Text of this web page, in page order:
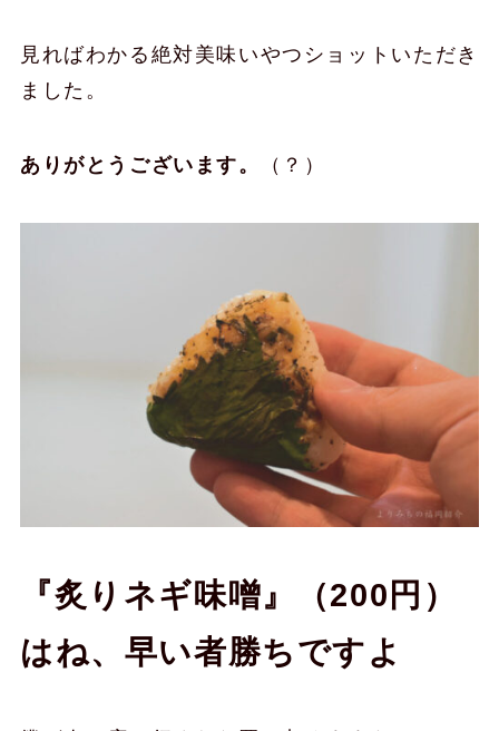
見ればわかる絶対美味いやつショットいただき
ました。
ありがとうございます。 （？）
『炙りネギ味噌』（200円）
はね、早い者勝ちですよ